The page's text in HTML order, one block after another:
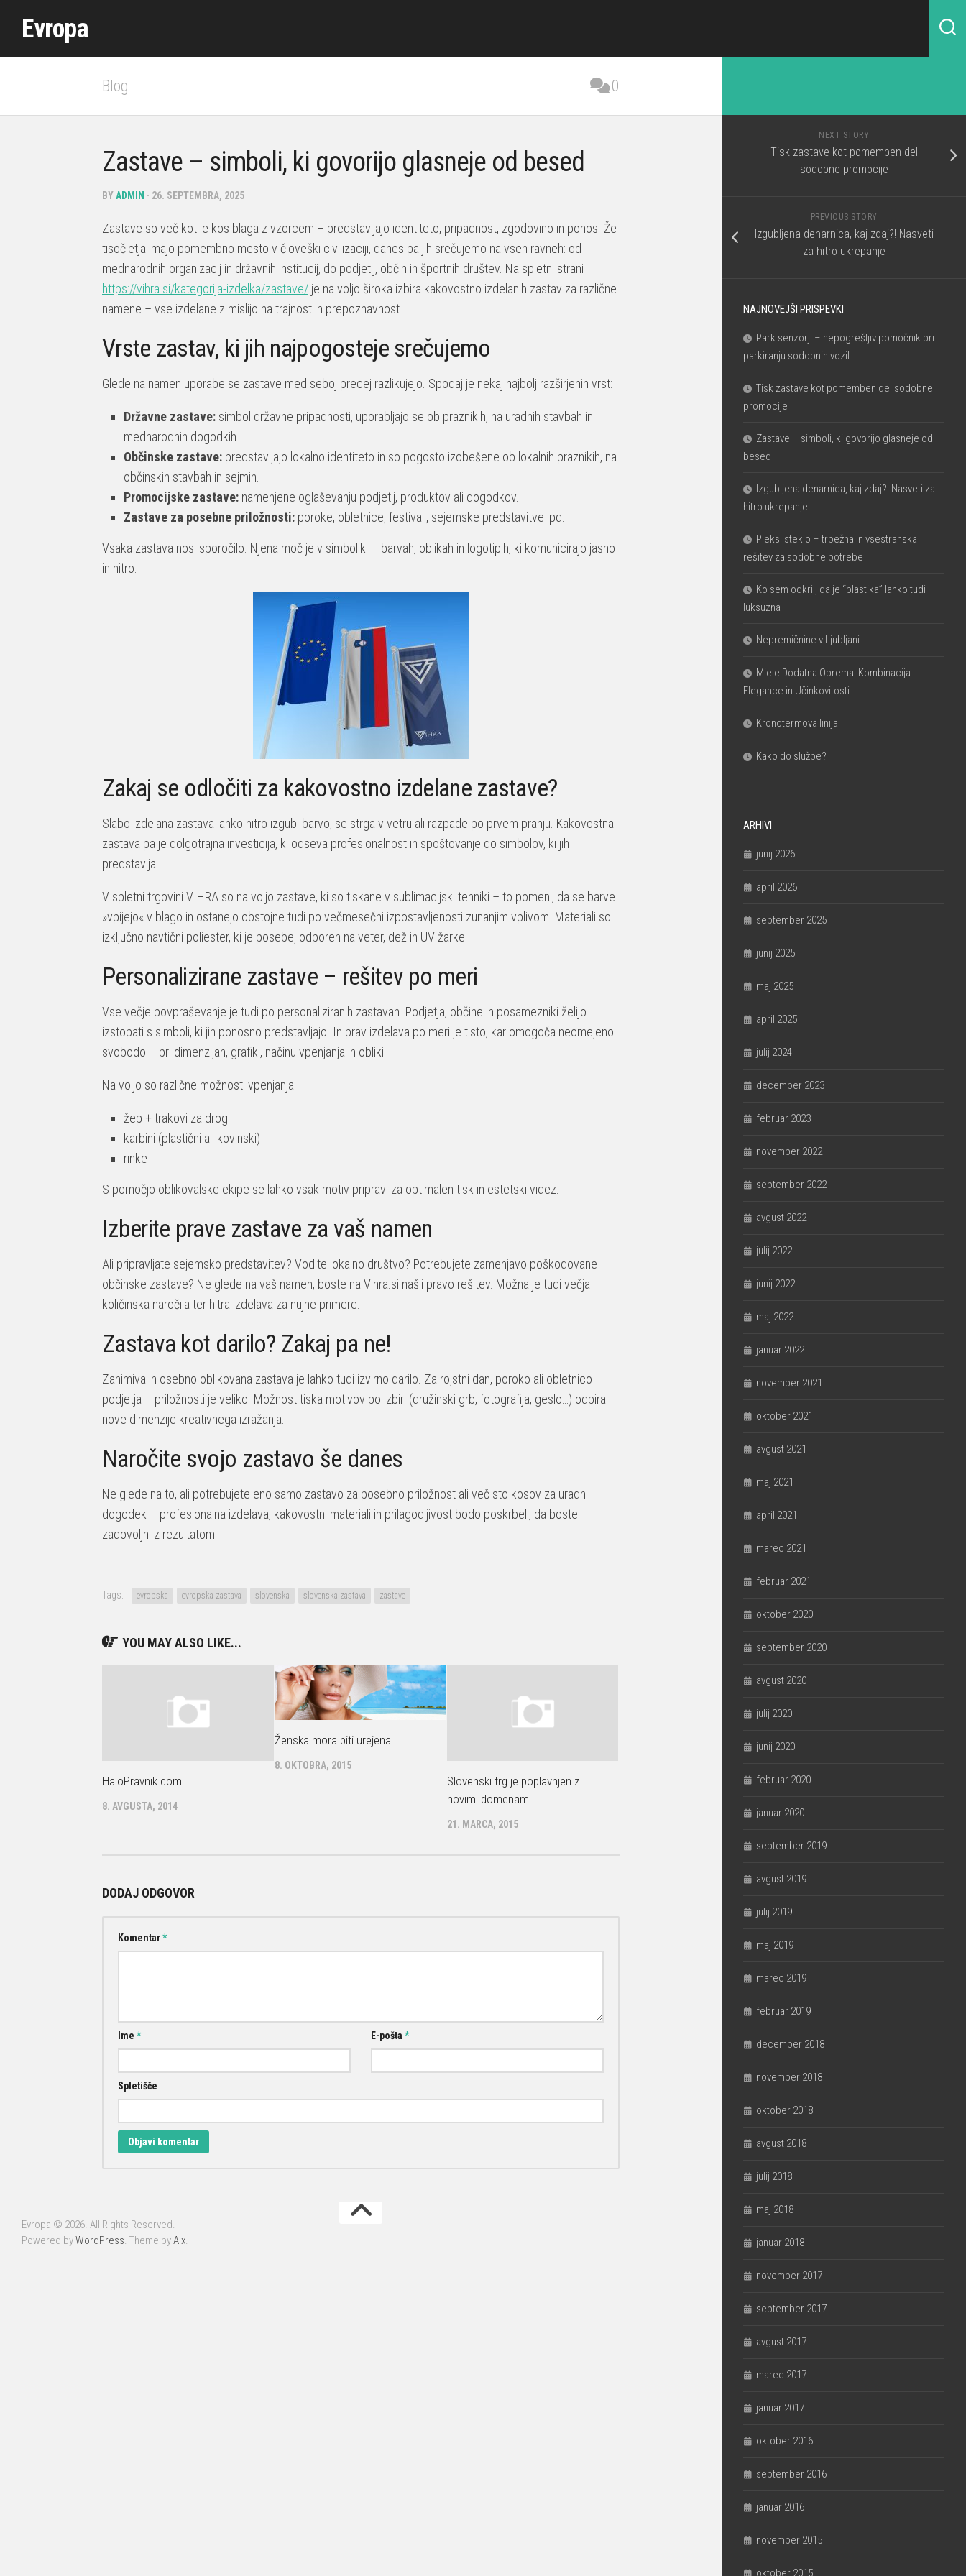
contentEvropa
Blog 0
Zastave – simboli, ki govorijo glasneje od besed
BYADMIN · 26. SEPTEMBRA, 2025
Zastave so več kot le kos blaga z vzorcem – predstavljajo identiteto, pripadnost, zgodovino in ponos. Že
tisočletja imajo pomembno mesto v človeški civilizaciji, danes pa jih srečujemo na vseh ravneh: od
mednarodnih organizacij in državnih institucij, do podjetij, občin in športnih društev. Na spletni strani
https://vihra.si/kategorija-izdelka/zastave/ je na voljo široka izbira kakovostno izdelanih zastav za različne
namene – vse izdelane z mislijo na trajnost in prepoznavnost.
Vrste zastav, ki jih najpogosteje srečujemo
Glede na namen uporabe se zastave med seboj precej razlikujejo. Spodaj je nekaj najbolj razširjenih vrst:
Državne zastave: simbol državne pripadnosti, uporabljajo se ob praznikih, na uradnih stavbah in
mednarodnih dogodkih.
Občinske zastave: predstavljajo lokalno identiteto in so pogosto izobešene ob lokalnih praznikih, na
občinskih stavbah in sejmih.
Promocijske zastave: namenjene oglaševanju podjetij, produktov ali dogodkov.
Zastave za posebne priložnosti: poroke, obletnice, festivali, sejemske predstavitve ipd.
Vsaka zastava nosi sporočilo. Njena moč je v simboliki – barvah, oblikah in logotipih, ki komunicirajo jasno
in hitro.
Zakaj se odločiti za kakovostno izdelane zastave?
Slabo izdelana zastava lahko hitro izgubi barvo, se strga v vetru ali razpade po prvem pranju. Kakovostna
zastava pa je dolgotrajna investicija, ki odseva profesionalnost in spoštovanje do simbolov, ki jih
predstavlja.
V spletni trgovini VIHRA so na voljo zastave, ki so tiskane v sublimacijski tehniki – to pomeni, da se barve
»vpijejo« v blago in ostanejo obstojne tudi po večmesečni izpostavljenosti zunanjim vplivom. Materiali so
izključno navtični poliester, ki je posebej odporen na veter, dež in UV žarke.
Personalizirane zastave – rešitev po meri
Vse večje povpraševanje je tudi po personaliziranih zastavah. Podjetja, občine in posamezniki želijo
izstopati s simboli, ki jih ponosno predstavljajo. In prav izdelava po meri je tisto, kar omogoča neomejeno
svobodo – pri dimenzijah, grafiki, načinu vpenjanja in obliki.
Na voljo so različne možnosti vpenjanja:
žep + trakovi za drog
karbini (plastični ali kovinski)
rinke
S pomočjo oblikovalske ekipe se lahko vsak motiv pripravi za optimalen tisk in estetski videz.
Izberite prave zastave za vaš namen
Ali pripravljate sejemsko predstavitev? Vodite lokalno društvo? Potrebujete zamenjavo poškodovane
občinske zastave? Ne glede na vaš namen, boste na Vihra.si našli pravo rešitev. Možna je tudi večja
količinska naročila ter hitra izdelava za nujne primere.
Zastava kot darilo? Zakaj pa ne!
Zanimiva in osebno oblikovana zastava je lahko tudi izvirno darilo. Za rojstni dan, poroko ali obletnico
podjetja – priložnosti je veliko. Možnost tiska motivov po izbiri (družinski grb, fotografija, geslo…) odpira
nove dimenzije kreativnega izražanja.
Naročite svojo zastavo še danes
Ne glede na to, ali potrebujete eno samo zastavo za posebno priložnost ali več sto kosov za uradni
dogodek – profesionalna izdelava, kakovostni materiali in prilagodljivost bodo poskrbeli, da boste
zadovoljni z rezultatom.
Tags: evropska evropska zastava slovenska slovenska zastava zastave
YOU MAY ALSO LIKE...
HaloPravnik.com
8. AVGUSTA, 2014
Ženska mora biti urejena
8. OKTOBRA, 2015
Slovenski trg je poplavnjen z
novimi domenami
21. MARCA, 2015
DODAJ ODGOVOR
Komentar*
Ime * E-pošta *
Spletišče
Evropa © 2026. All Rights Reserved.
Powered byWordPress. Theme byAlx.
NEXT STORY
Tisk zastave kot pomemben del
sodobne promocije
PREVIOUS STORY
Izgubljena denarnica, kaj zdaj?! Nasveti
za hitro ukrepanje
NAJNOVEJŠI PRISPEVKI
Park senzorji – nepogrešljiv pomočnik pri
parkiranju sodobnih vozil
Tisk zastave kot pomemben del sodobne
promocije
Zastave – simboli, ki govorijo glasneje od
besed
Izgubljena denarnica, kaj zdaj?! Nasveti za
hitro ukrepanje
Pleksi steklo – trpežna in vsestranska
rešitev za sodobne potrebe
Ko sem odkril, da je “plastika” lahko tudi
luksuzna
Nepremičnine v Ljubljani
Miele Dodatna Oprema: Kombinacija
Elegance in Učinkovitosti
Kronotermova linija
Kako do službe?
ARHIVI
junij 2026
april 2026
september 2025
junij 2025
maj 2025
april 2025
julij 2024
december 2023
februar 2023
november 2022
september 2022
avgust 2022
julij 2022
junij 2022
maj 2022
januar 2022
november 2021
oktober 2021
avgust 2021
maj 2021
april 2021
marec 2021
februar 2021
oktober 2020
september 2020
avgust 2020
julij 2020
junij 2020
februar 2020
januar 2020
september 2019
avgust 2019
julij 2019
maj 2019
marec 2019
februar 2019
december 2018
november 2018
oktober 2018
avgust 2018
julij 2018
maj 2018
januar 2018
november 2017
september 2017
avgust 2017
marec 2017
januar 2017
oktober 2016
september 2016
januar 2016
november 2015
oktober 2015